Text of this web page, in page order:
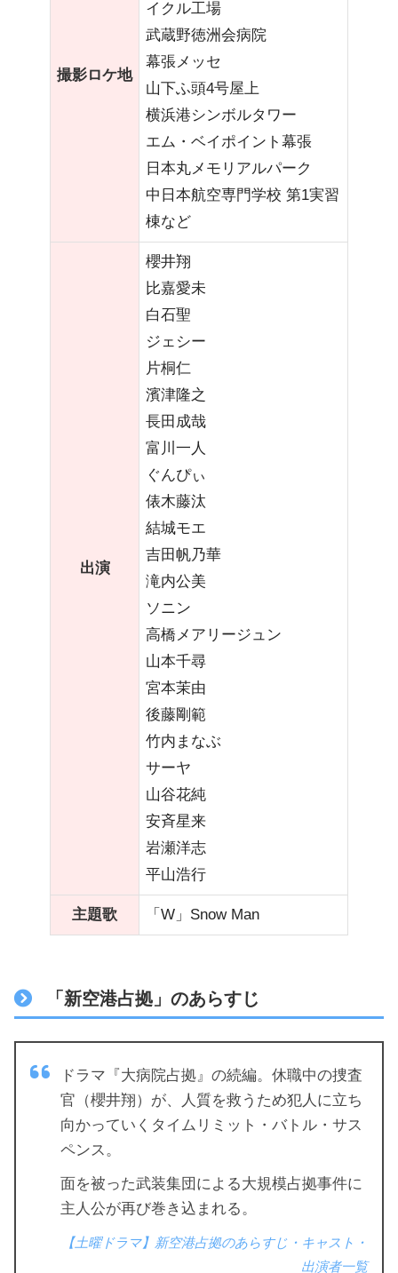
撮影ロケ地
イクル工場
武蔵野徳洲会病院
幕張メッセ
山下ふ頭4号屋上
横浜港シンボルタワー
エム・ベイポイント幕張
日本丸メモリアルパーク
中日本航空専門学校 第1実習
棟など
出演
櫻井翔
比嘉愛未
白石聖
ジェシー
片桐仁
濱津隆之
長田成哉
富川一人
ぐんぴぃ
俵木藤汰
結城モエ
吉田帆乃華
滝内公美
ソニン
高橋メアリージュン
山本千尋
宮本茉由
後藤剛範
竹内まなぶ
サーヤ
山谷花純
安斉星来
岩瀬洋志
平山浩行
主題歌 「W」Snow Man
「新空港占拠」のあらすじ
ドラマ『大病院占拠』の続編。休職中の捜査
官（櫻井翔）が、人質を救うため犯人に立ち
向かっていくタイムリミット・バトル・サス
ペンス。
面を被った武装集団による大規模占拠事件に
主人公が再び巻き込まれる。
【土曜ドラマ】新空港占拠のあらすじ・キャスト・
出演者一覧